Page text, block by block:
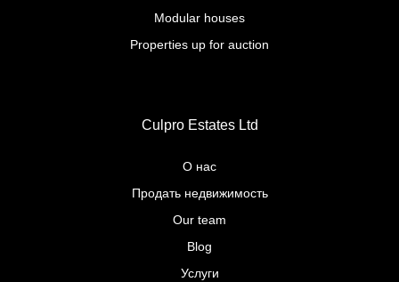
Culpro Estates Ltd
Modular houses
Properties up for auction
О нас
Продать недвижимость
Our team
Blog
Услуги